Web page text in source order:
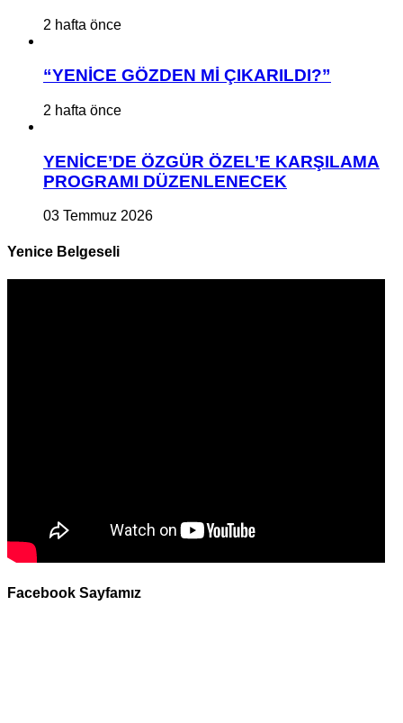
2 hafta önce
“YENİCE GÖZDEN Mİ ÇIKARILDI?”
2 hafta önce
YENİCE’DE ÖZGÜR ÖZEL’E KARŞILAMA
PROGRAMI DÜZENLENECEK
03 Temmuz 2026
Yenice Belgeseli
Facebook Sayfamız